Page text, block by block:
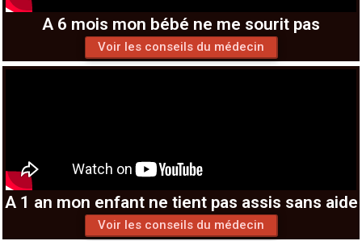
A 6 mois mon bébé ne me sourit pas
Voir les conseils du médecin
A 1 an mon enfant ne tient pas assis sans aide
Voir les conseils du médecin